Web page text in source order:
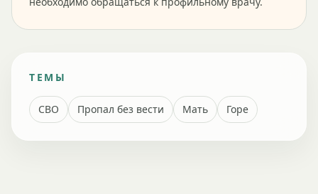
ТЕМЫ
СВО Пропал без вести Мать Горе